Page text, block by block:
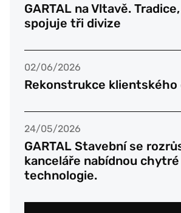
GARTAL na Vltavě.
spojuje tři divize
02/06/2026
Rekonstrukce
24/05/2026
GARTAL Stavební se
kanceláře nabídnou chytré
technologie.